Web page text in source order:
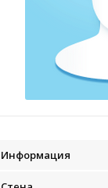
Информация